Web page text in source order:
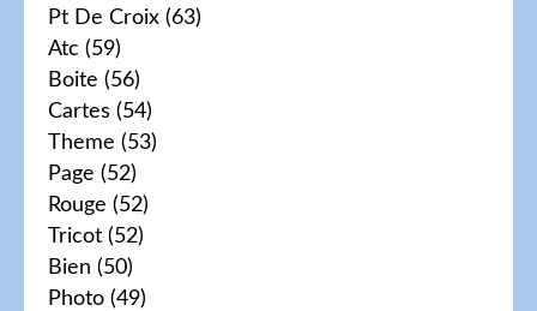
Pt De Croix (63)
Atc (59)
Boite (56)
Cartes (54)
Theme (53)
Page (52)
Rouge (52)
Tricot (52)
Bien (50)
Photo (49)